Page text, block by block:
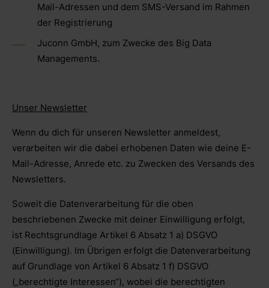
Mail-Adressen und dem SMS-Versand im Rahmen
der Registrierung
Juconn GmbH, zum Zwecke des Big Data
Managements.
Unser Newsletter
Wenn du dich für unseren Newsletter anmeldest,
verarbeiten wir die dabei erhobenen Daten wie deine E-
Mail-Adresse, Anrede etc. zu Zwecken des Versands des
Newsletters.
Soweit die Datenverarbeitung für die oben
beschriebenen Zwecke mit deiner Einwilligung erfolgt,
ist Rechtsgrundlage Artikel 6 Absatz 1 a) DSGVO
(Einwilligung). Im Übrigen erfolgt die Datenverarbeitung
auf Grundlage von Artikel 6 Absatz 1 f) DSGVO
(„berechtigte Interessen“), wobei die berechtigten